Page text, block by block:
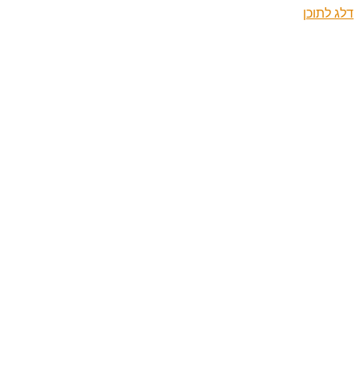
דלג לתוכן